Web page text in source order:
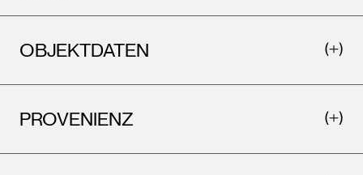
OBJEKTDATEN
PROVENIENZ